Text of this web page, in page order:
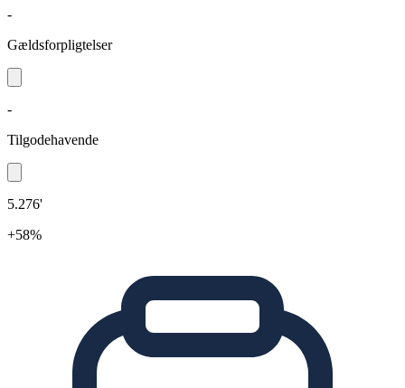
-
Gældsforpligtelser
-
Tilgodehavende
5.276'
+58%